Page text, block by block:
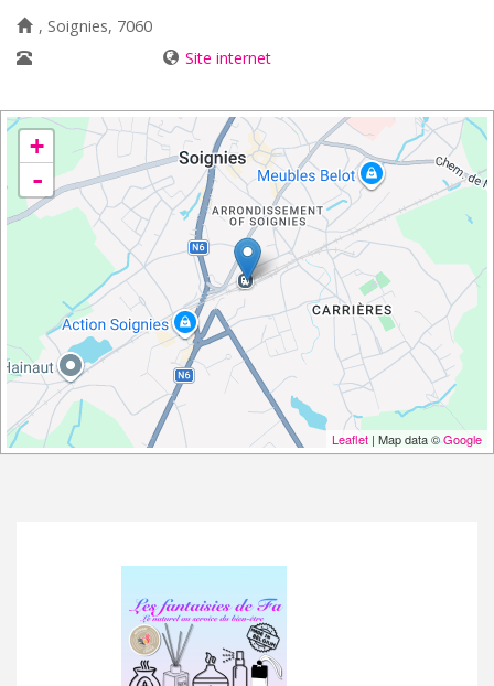
, Soignies, 7060
Site internet
+
-
Leaflet | Map data ©Google